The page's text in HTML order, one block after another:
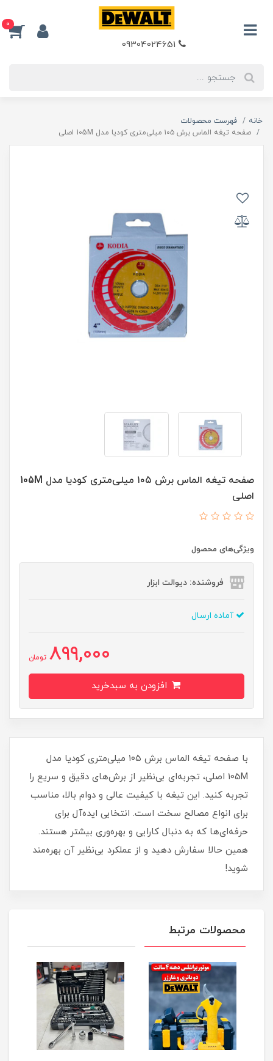
0
خانه
فهرست محصولات
صفحه تیغه الماس برش ۱۰۵ میلی‌متری کودیا مدل 105M اصلی
صفحه تیغه الماس برش ۱۰۵ میلی‌متری کودیا مدل 105M
اصلی
ویژگی‌های محصول
فروشنده: دیوالت ابزار
آماده ارسال
899,000 تومان
با صفحه تیغه الماس برش ۱۰۵ میلی‌متری کودیا مدل
105M اصلی، تجربه‌ای بی‌نظیر از برش‌های دقیق و سریع را
تجربه کنید. این تیغه با کیفیت عالی و دوام بالا، مناسب
برای انواع مصالح سخت است. انتخابی ایده‌آل برای
حرفه‌ای‌ها که به دنبال کارایی و بهره‌وری بیشتر هستند.
همین حالا سفارش دهید و از عملکرد بی‌نظیر آن بهره‌مند
شوید!
محصولات مرتبط